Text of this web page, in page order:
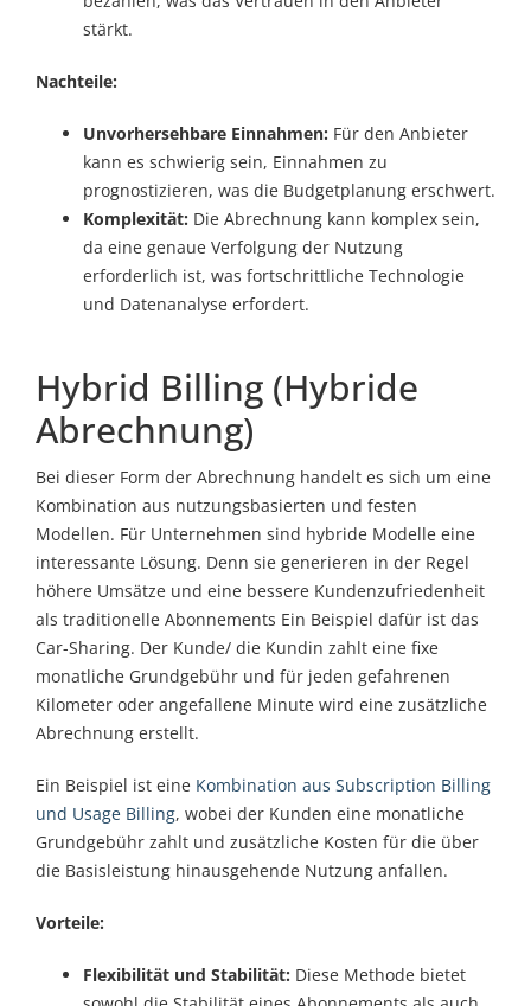
stärkt.
Nachteile:
Unvorhersehbare Einnahmen: Für den Anbieter
kann es schwierig sein, Einnahmen zu
prognostizieren, was die Budgetplanung erschwert.
Komplexität: Die Abrechnung kann komplex sein,
da eine genaue Verfolgung der Nutzung
erforderlich ist, was fortschrittliche Technologie
und Datenanalyse erfordert.
Hybrid Billing (Hybride
Abrechnung)
Bei dieser Form der Abrechnung handelt es sich um eine
Kombination aus nutzungsbasierten und festen
Modellen. Für Unternehmen sind hybride Modelle eine
interessante Lösung. Denn sie generieren in der Regel
höhere Umsätze und eine bessere Kundenzufriedenheit
als traditionelle Abonnements Ein Beispiel dafür ist das
Car-Sharing. Der Kunde/ die Kundin zahlt eine fixe
monatliche Grundgebühr und für jeden gefahrenen
Kilometer oder angefallene Minute wird eine zusätzliche
Abrechnung erstellt.
Ein Beispiel ist eine Kombination aus Subscription Billing
und Usage Billing, wobei der Kunden eine monatliche
Grundgebühr zahlt und zusätzliche Kosten für die über
die Basisleistung hinausgehende Nutzung anfallen.
Vorteile:
Flexibilität und Stabilität: Diese Methode bietet